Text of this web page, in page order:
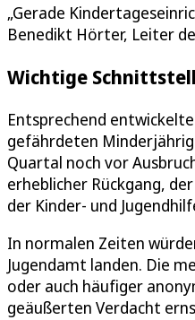
„Gerade
Benedikt Hörter, Leiter
Wichtige
Entsprechend
gefährdeten
Quartal noch vor
erheblicher Rückgang,
der Kinder- und
In normalen Zeiten
Jugendamt landen. Die
oder auch häufiger
geäußerten Verdacht